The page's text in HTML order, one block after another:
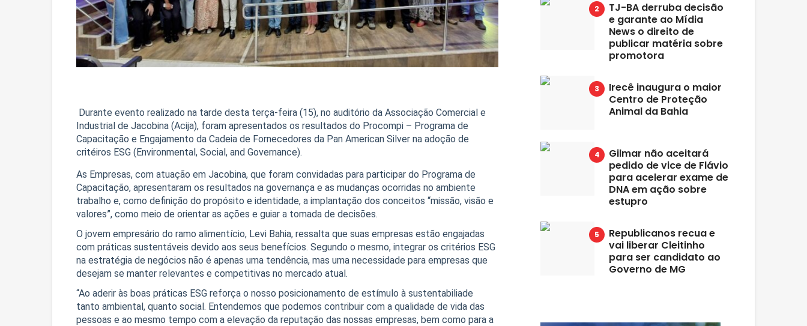
Durante evento realizado na tarde desta terça-feira (15), no auditório da Associação Comercial e
Industrial de Jacobina (Acija), foram apresentados os resultados do Procompi – Programa de
Capacitação e Engajamento da Cadeia de Fornecedores da Pan American Silver na adoção de
critéiros ESG (Environmental, Social, and Governance).
As Empresas, com atuação em Jacobina, que foram convidadas para participar do Programa de
Capacitação, apresentaram os resultados na governança e as mudanças ocorridas no ambiente
trabalho e, como definição do propósito e identidade, a implantação dos conceitos “missão, visão e
valores”, como meio de orientar as ações e guiar a tomada de decisões.
O jovem empresário do ramo alimentício, Levi Bahia, ressalta que suas empresas estão engajadas
com práticas sustentáveis devido aos seus benefícios. Segundo o mesmo, integrar os critérios ESG
na estratégia de negócios não é apenas uma tendência, mas uma necessidade para empresas que
desejam se manter relevantes e competitivas no mercado atual.
“Ao aderir às boas práticas ESG reforça o nosso posicionamento de estímulo à sustentabiliade
tanto ambiental, quanto social. Entendemos que podemos contribuir com a qualidade de vida das
pessoas e ao mesmo tempo com a elevação da reputação das nossas empresas, bem como para a
TJ-BA derruba decisão
e garante ao Mídia
News o direito de
publicar matéria sobre
promotora
Irecê inaugura o maior
Centro de Proteção
Animal da Bahia
Gilmar não aceitará
pedido de vice de Flávio
para acelerar exame de
DNA em ação sobre
estupro
Republicanos recua e
vai liberar Cleitinho
para ser candidato ao
Governo de MG